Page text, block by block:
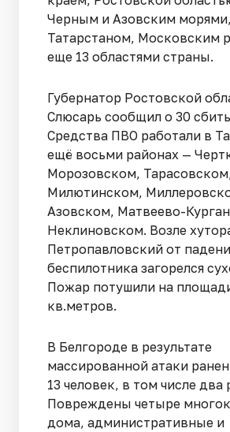
Черным и Азовским морями,
Татарстаном, Московским
еще 13 областями страны.
Губернатор Ростовской
Слюсарь сообщил о 30
Средства ПВО работали в
ещё восьми районах —
Морозовском,
Милютинском,
Азовском, Матвеево-
Неклиновском. Возле
Петропавловский от
беспилотника загорелся
Пожар потушили на
кв.метров.
В Белгороде в результате
массированной атаки
13 человек, в том числе два
Повреждены четыре
дома, административные и